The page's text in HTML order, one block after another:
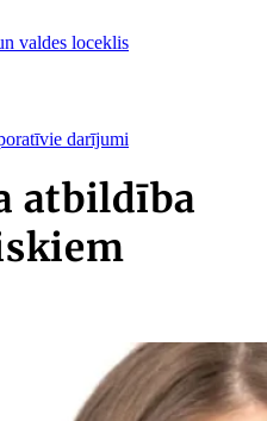
valdes loceklis
darījumi
atbildība